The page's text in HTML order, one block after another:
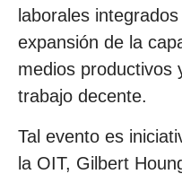
laborales
expansión de la
medios productivos
trabajo decente.
Tal evento es
la OIT, Gilbert